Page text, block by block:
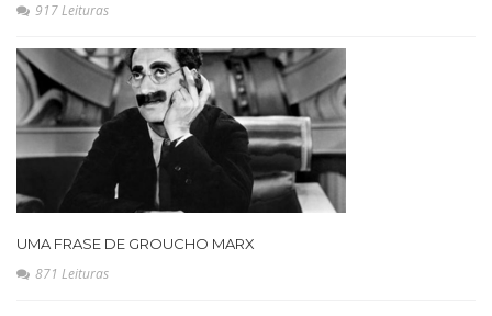
917 Leituras
UMA FRASE DE GROUCHO MARX
871 Leituras